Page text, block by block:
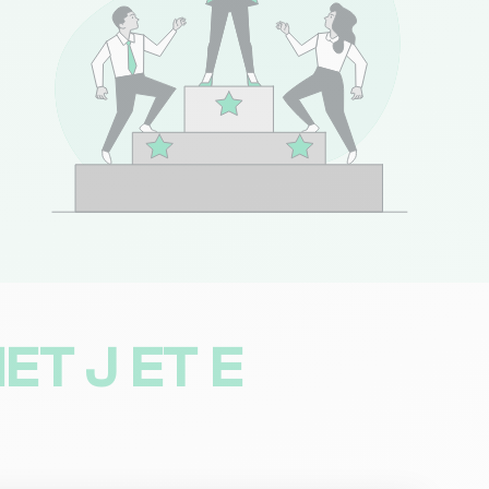
Consulter
Consulter
avis)
J ET E